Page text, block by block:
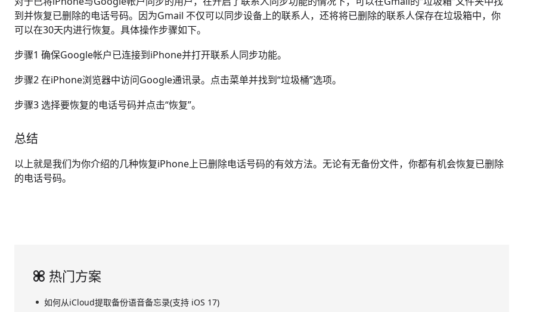
到并恢复已删除的电话号码。因为Gmail 不仅可以同步设备上的联系人，还将将已删除的联系人保存在垃圾箱中，你
可以在30天内进行恢复。具体操作步骤如下。
步骤1 确保Google帐户已连接到iPhone并打开联系人同步功能。
步骤2 在iPhone浏览器中访问Google通讯录。点击菜单并找到“垃圾桶”选项。
步骤3 选择要恢复的电话号码并点击“恢复”。
总结
以上就是我们为你介绍的几种恢复iPhone上已删除电话号码的有效方法。无论有无备份文件，你都有机会恢复已删除
的电话号码。
热门方案
如何从iCloud提取备份语音备忘录(支持 iOS 17)